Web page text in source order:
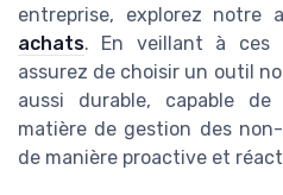
entreprise, explorez notre
achats. En veillant à ces
assurez de choisir un outil
aussi durable, capable
matière de gestion des
de manière proactive et